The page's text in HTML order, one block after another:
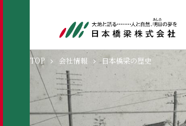
TOP 会社情報 日本橋梁の歴史